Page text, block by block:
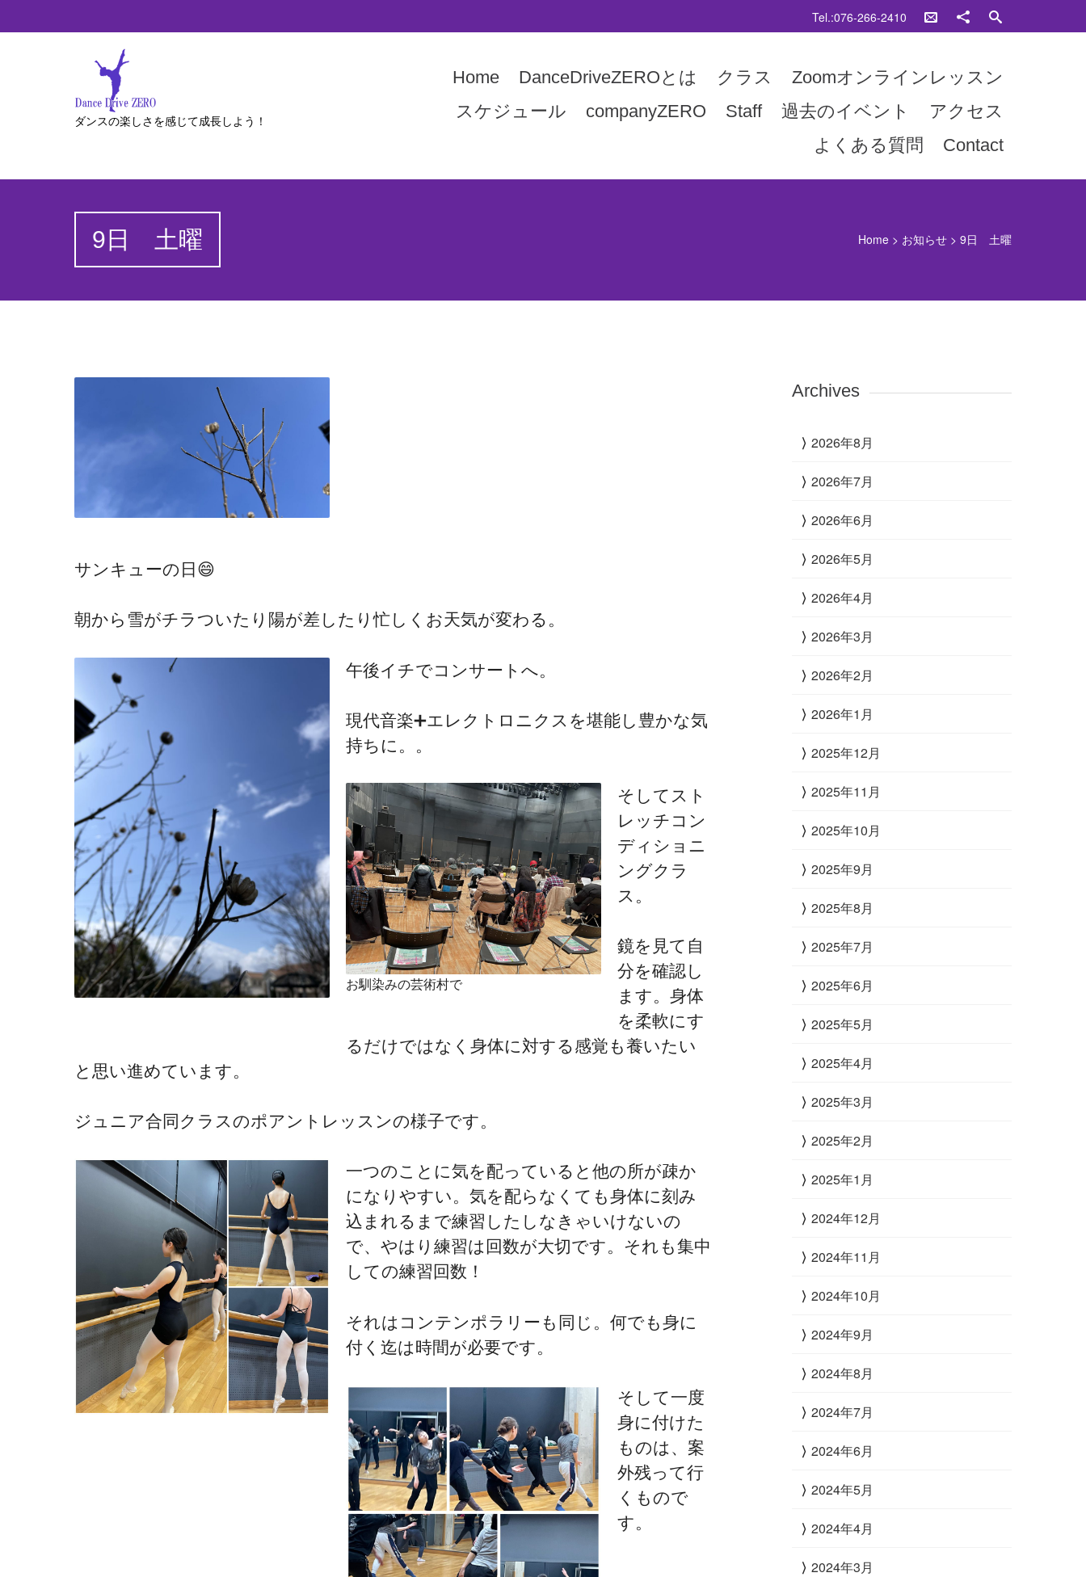
Tel.:076-266-2410
ダンスの楽しさを感じて成長しよう！
Home DanceDriveZEROとは クラス
Zoomオンラインレッスン
スケジュール
companyZERO Staff 過去のイベント
アクセス
よくある質問
Contact
9日 土曜 Home > お知らせ >9日 土曜
サンキューの日😄
朝から雪がチラついたり陽が差したり忙しくお天気が変わる。
午後イチでコンサートへ。
現代音楽➕エレクトロニクスを堪能し豊かな気
持ちに。。
お馴染みの芸術村で
そしてスト
レッチコン
ディショニ
ングクラ
ス。
鏡を見て自
分を確認し
ます。身体
を柔軟にす
るだけではなく身体に対する感覚も養いたい
と思い進めています。
ジュニア合同クラスのポアントレッスンの様子です。
一つのことに気を配っていると他の所が疎か
になりやすい。気を配らなくても身体に刻み
込まれるまで練習したしなきゃいけないの
で、やはり練習は回数が大切です。それも集中
しての練習回数！
それはコンテンポラリーも同じ。何でも身に
付く迄は時間が必要です。
そして一度
身に付けた
ものは、案
外残って行
くもので
す。
Archives
2026年8月
2026年7月
2026年6月
2026年5月
2026年4月
2026年3月
2026年2月
2026年1月
2025年12月
2025年11月
2025年10月
2025年9月
2025年8月
2025年7月
2025年6月
2025年5月
2025年4月
2025年3月
2025年2月
2025年1月
2024年12月
2024年11月
2024年10月
2024年9月
2024年8月
2024年7月
2024年6月
2024年5月
2024年4月
2024年3月